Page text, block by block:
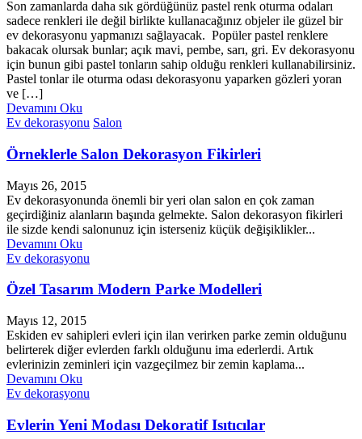
Son zamanlarda daha sık gördüğünüz pastel renk oturma odaları
sadece renkleri ile değil birlikte kullanacağınız objeler ile güzel bir
ev dekorasyonu yapmanızı sağlayacak. Popüler pastel renklere
bakacak olursak bunlar; açık mavi, pembe, sarı, gri. Ev dekorasyonu
için bunun gibi pastel tonların sahip olduğu renkleri kullanabilirsiniz.
Pastel tonlar ile oturma odası dekorasyonu yaparken gözleri yoran
ve […]
Devamını Oku
Ev dekorasyonu Salon
Örneklerle Salon Dekorasyon Fikirleri
Mayıs 26, 2015
Ev dekorasyonunda önemli bir yeri olan salon en çok zaman
geçirdiğiniz alanların başında gelmekte. Salon dekorasyon fikirleri
ile sizde kendi salonunuz için isterseniz küçük değişiklikler...
Devamını Oku
Ev dekorasyonu
Özel Tasarım Modern Parke Modelleri
Mayıs 12, 2015
Eskiden ev sahipleri evleri için ilan verirken parke zemin olduğunu
belirterek diğer evlerden farklı olduğunu ima ederlerdi. Artık
evlerinizin zeminleri için vazgeçilmez bir zemin kaplama...
Devamını Oku
Ev dekorasyonu
Evlerin Yeni Modası Dekoratif Isıtıcılar